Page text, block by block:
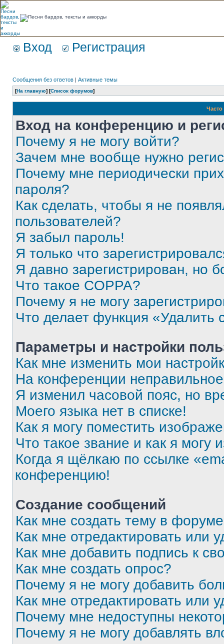
Вход Регистрация
Сообщения без ответов | Активные темы
[На главную] [Список форумов]
Вход на конференцию и
Почему я не могу войти?
Зачем мне вообще нужно
Почему мне периодически
пароля?
Как сделать, чтобы я не
пользователей?
Я забыл пароль!
Я только что
Я давно зарегистрирован, но
Что такое COPPA?
Почему я не могу
Что делает функция «Удалить
Параметры и настройки
Как мне изменить мои
На конференции
Я изменил часовой пояс, но
Моего языка нет в списке!
Как я могу поместить
Что такое звание и как я могу
Когда я щёлкаю по ссылке
конференцию!
Создание сообщений
Как мне создать тему в
Как мне отредактировать или
Как мне добавить подпись к
Как мне создать опрос?
Почему я не могу добавить
Как мне отредактировать или
Почему мне недоступны
Почему я не могу добавлять